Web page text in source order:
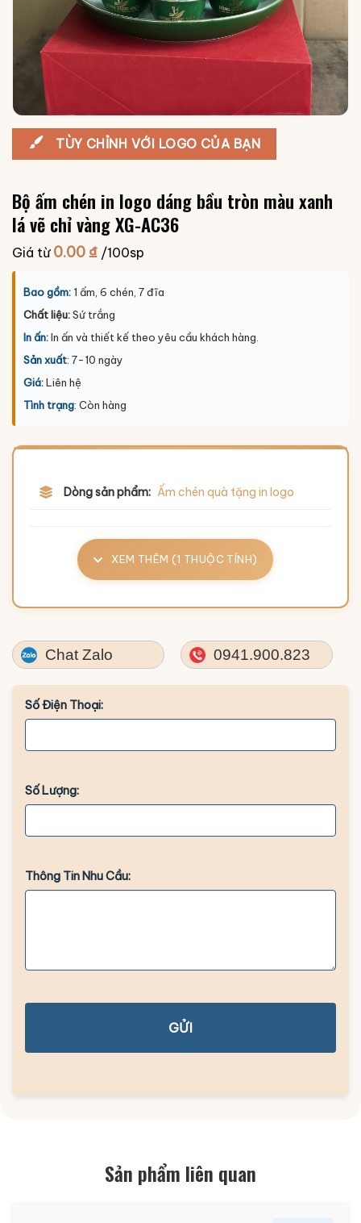
TÙY CHỈNH VỚI LOGO CỦA BẠN
Bộ ấm chén in logo dáng bầu tròn màu xanh
lá vẽ chỉ vàng XG-AC36
Giá từ 0.00₫ /100sp
Bao gồm: 1 ấm, 6 chén, 7 đĩa
Chất liệu:Sứ trắng
In ấn:In ấn và thiết kế theo yêu cầu khách hàng.
Sản xuất: 7-10 ngày
Giá:Liên hệ
Tình trạng: Còn hàng
Dòng sản phẩm: Ấm chén quà tặng in logo
XEM THÊM (1 THUỘC TÍNH)
Chat Zalo 0941.900.823
Số Điện Thoại:
Số Lượng:
Thông Tin Nhu Cầu:
GỬI
Sản phẩm liên quan